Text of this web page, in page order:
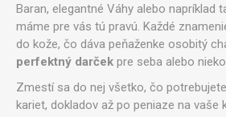
Baran, elegantné Váhy alebo napríklad
máme pre vás tú pravú. Každé
do kože, čo dáva peňaženke osobitý
perfektný darček pre seba alebo
Zmestí sa do nej všetko, čo
kariet, dokladov až po peniaze na vaše